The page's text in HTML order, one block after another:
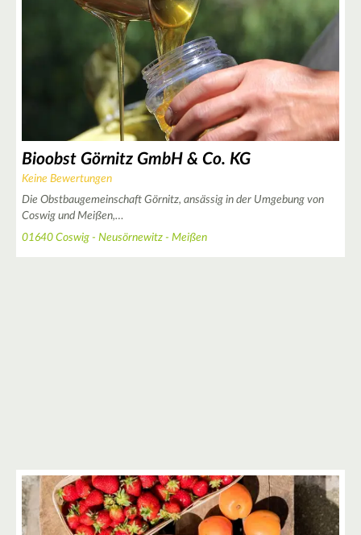
Bioobst Görnitz GmbH & Co. KG
Keine Bewertungen
Die Obstbaugemeinschaft Görnitz, ansässig in der Umgebung von
Coswig und Meißen,…
01640 Coswig - Neusörnewitz - Meißen
3